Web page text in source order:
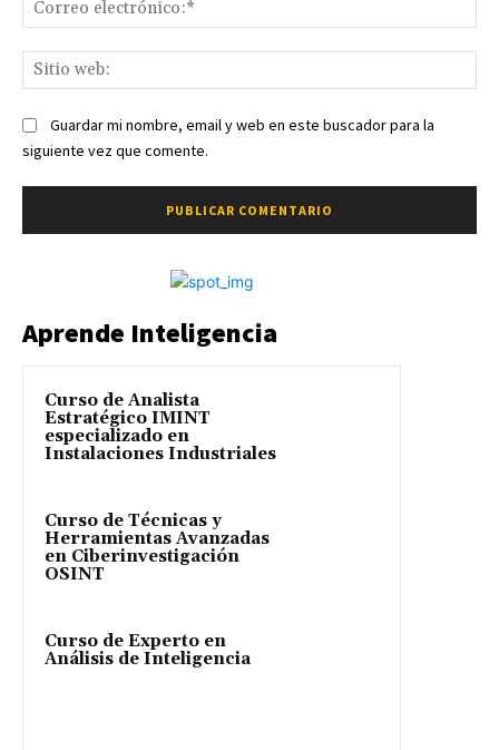
Guardar mi nombre, email y web en este buscador para la
siguiente vez que comente.
Aprende Inteligencia
Curso de Analista
Estratégico IMINT
especializado en
Instalaciones Industriales
Curso de Técnicas y
Herramientas Avanzadas
en Ciberinvestigación
OSINT
Curso de Experto en
Análisis de Inteligencia